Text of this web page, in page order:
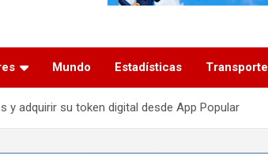
Mundo Estadísticas Transporte
y adquirir su token digital desde App Popular